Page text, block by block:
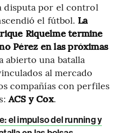
disputa por el control
el fútbol. La
Riquelme termine
Pérez en las próximas
abierto una batalla
al mercado
compañías con perfiles
ACS y Cox.
el impulso del running y